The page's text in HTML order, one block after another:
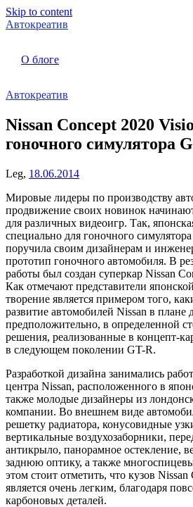
Skip to content
Автокреатив
О блоге
Автокреатив
Nissan Concept 2020
гоночного симулятора
Leg, 18.06.2014
Мировые лидеры по производству
продвижение своих новинок
для различных видеоигр. Так,
специально для гоночного
поручила своим дизайнерам и
прототип гоночного автомобиля. В
работы был создан суперкар Nissan
Как отмечают представители
творение является примером того,
развитие автомобилей Nissan в плане
предположительно, в определенной
решения, реализованные в концепт-
в следующем поколении GT-R.
Разработкой дизайна занимались
центра Nissan, расположенного в
также молодые дизайнеры из
компании. Во внешнем виде
решетку радиатора, конусовидные
вертикальные воздухозаборники,
антикрыло, панорамное остекление,
заднюю оптику, а также
этом стоит отметить, что кузов
является очень легким, благодаря
карбоновых деталей.